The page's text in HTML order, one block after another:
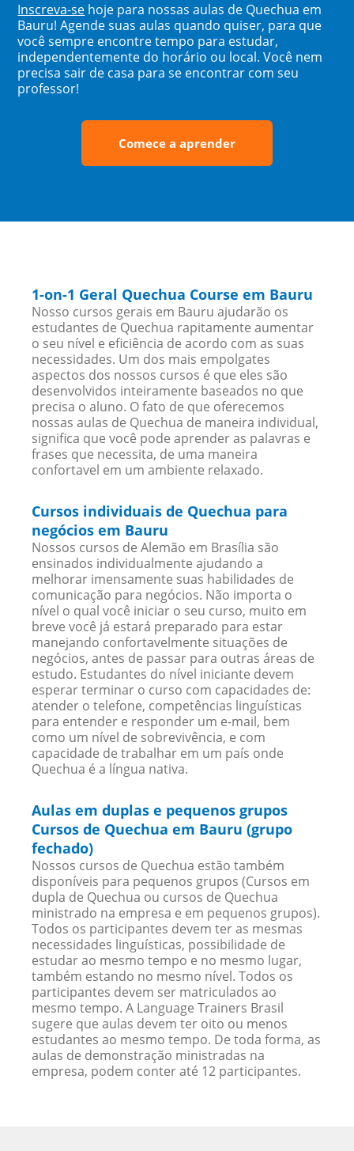
Inscreva-se hoje para nossas aulas de Quechua em
Bauru! Agende suas aulas quando quiser, para que
você sempre encontre tempo para estudar,
independentemente do horário ou local. Você nem
precisa sair de casa para se encontrar com seu
professor!
Comece a aprender
1-on-1 Geral Quechua Course em Bauru
Nosso cursos gerais em Bauru ajudarão os
estudantes de Quechua rapitamente aumentar
o seu nível e eficiência de acordo com as suas
necessidades. Um dos mais empolgates
aspectos dos nossos cursos é que eles são
desenvolvidos inteiramente baseados no que
precisa o aluno. O fato de que oferecemos
nossas aulas de Quechua de maneira individual,
significa que você pode aprender as palavras e
frases que necessita, de uma maneira
confortavel em um ambiente relaxado.
Cursos individuais de Quechua para
negócios em Bauru
Nossos cursos de Alemão em Brasília são
ensinados individualmente ajudando a
melhorar imensamente suas habilidades de
comunicação para negócios. Não importa o
nível o qual você iniciar o seu curso, muito em
breve você já estará preparado para estar
manejando confortavelmente situações de
negócios, antes de passar para outras áreas de
estudo. Estudantes do nível iniciante devem
esperar terminar o curso com capacidades de:
atender o telefone, competências linguísticas
para entender e responder um e-mail, bem
como um nível de sobrevivência, e com
capacidade de trabalhar em um país onde
Quechua é a língua nativa.
Aulas em duplas e pequenos grupos
Cursos de Quechua em Bauru (grupo
fechado)
Nossos cursos de Quechua estão também
disponíveis para pequenos grupos (Cursos em
dupla de Quechua ou cursos de Quechua
ministrado na empresa e em pequenos grupos).
Todos os participantes devem ter as mesmas
necessidades linguísticas, possibilidade de
estudar ao mesmo tempo e no mesmo lugar,
também estando no mesmo nível. Todos os
participantes devem ser matriculados ao
mesmo tempo. A Language Trainers Brasil
sugere que aulas devem ter oito ou menos
estudantes ao mesmo tempo. De toda forma, as
aulas de demonstração ministradas na
empresa, podem conter até 12 participantes.